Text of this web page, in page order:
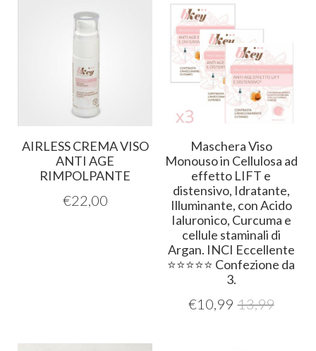
AIRLESS CREMA VISO
ANTI AGE
RIMPOLPANTE
€22,00
Maschera Viso
Monouso in Cellulosa ad
effetto LIFT e
distensivo, Idratante,
Illuminante, con Acido
Ialuronico, Curcuma e
cellule staminali di
Argan. INCI Eccellente
⭐️⭐️⭐️⭐️⭐️ Confezione da
3.
€10,99 13,99